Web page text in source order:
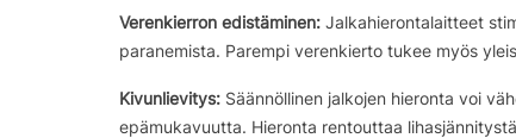
Verenkierron edistäminen:Jalkahierontalaitteet
paranemista. Parempi verenkierto tukee myös
Kivunlievitys:Säännöllinen jalkojen hieronta voi
epämukavuutta. Hieronta rentouttaa